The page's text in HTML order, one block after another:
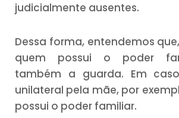
judicialmente ausentes.
Dessa forma, entendemos
quem possui o poder
também a guarda. Em
unilateral pela mãe, por
possui o poder familiar.